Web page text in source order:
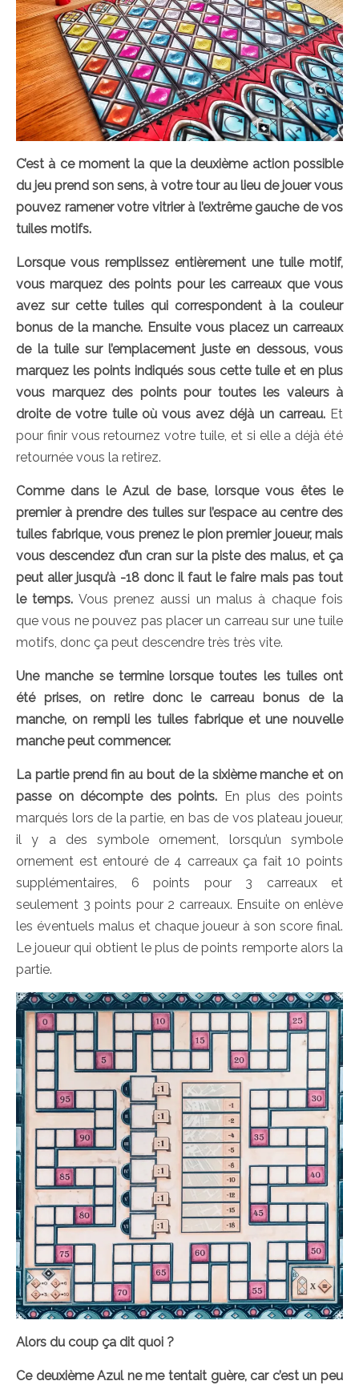
C’est à ce moment la que la deuxième action possible
du jeu prend son sens, à votre tour au lieu de jouer vous
pouvez ramener votre vitrier à l’extrême gauche de vos
tuiles motifs.
Lorsque vous remplissez entièrement une tuile motif,
vous marquez des points pour les carreaux que vous
avez sur cette tuiles qui correspondent à la couleur
bonus de la manche. Ensuite vous placez un carreaux
de la tuile sur l’emplacement juste en dessous, vous
marquez les points indiqués sous cette tuile et en plus
vous marquez des points pour toutes les valeurs à
droite de votre tuile où vous avez déjà un carreau.Et
pour finir vous retournez votre tuile, et si elle a déjà été
retournée vous la retirez.
Comme dans le Azul de base, lorsque vous êtes le
premier à prendre des tuiles sur l’espace au centre des
tuiles fabrique, vous prenez le pion premier joueur, mais
vous descendez d’un cran sur la piste des malus, et ça
peut aller jusqu’à -18 donc il faut le faire mais pas tout
le temps. Vous prenez aussi un malus à chaque fois
que vous ne pouvez pas placer un carreau sur une tuile
motifs, donc ça peut descendre très très vite.
Une manche se termine lorsque toutes les tuiles ont
été prises, on retire donc le carreau bonus de la
manche, on rempli les tuiles fabrique et une nouvelle
manche peut commencer.
La partie prend fin au bout de la sixième manche et on
passe on décompte des points. En plus des points
marqués lors de la partie, en bas de vos plateau joueur,
il y a des symbole ornement, lorsqu’un symbole
ornement est entouré de 4 carreaux ça fait 10 points
supplémentaires, 6 points pour 3 carreaux et
seulement 3 points pour 2 carreaux. Ensuite on enlève
les éventuels malus et chaque joueur à son score final.
Le joueur qui obtient le plus de points remporte alors la
partie.
Alors du coup ça dit quoi ?
Ce deuxième Azul ne me tentait guère, car c’est un peu